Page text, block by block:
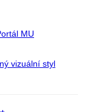
MU
vizuální styl